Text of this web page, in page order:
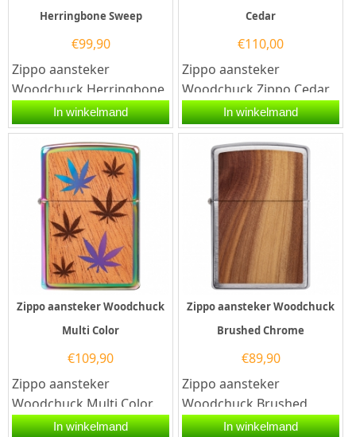
Herringbone Sweep
€99,90
Zippo aansteker
Woodchuck Herringbone
Sweep. Een Zippo
aansteker is een
kwalitatief...
In winkelmand
Cedar
€110,00
Zippo aansteker
Woodchuck Zippo Cedar.
Een Zippo aansteker is
een kwalitatief...
In winkelmand
Zippo aansteker Woodchuck
Multi Color
€109,90
Zippo aansteker
Woodchuck Multi Color.
Een Zippo aansteker is
In winkelmand
Zippo aansteker Woodchuck
Brushed Chrome
€89,90
Zippo aansteker
Woodchuck Brushed
Chrome. Een Zippo
In winkelmand